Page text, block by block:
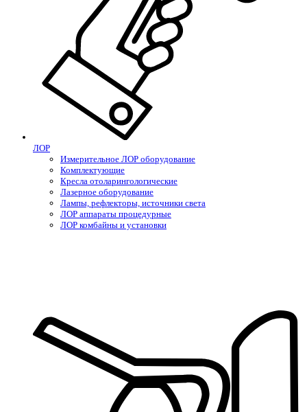
ЛОР
Измерительное ЛОР оборудование
Комплектующие
Кресла отоларингологические
Лазерное оборудование
Лампы, рефлекторы, источники света
ЛОР аппараты процедурные
ЛОР комбайны и установки